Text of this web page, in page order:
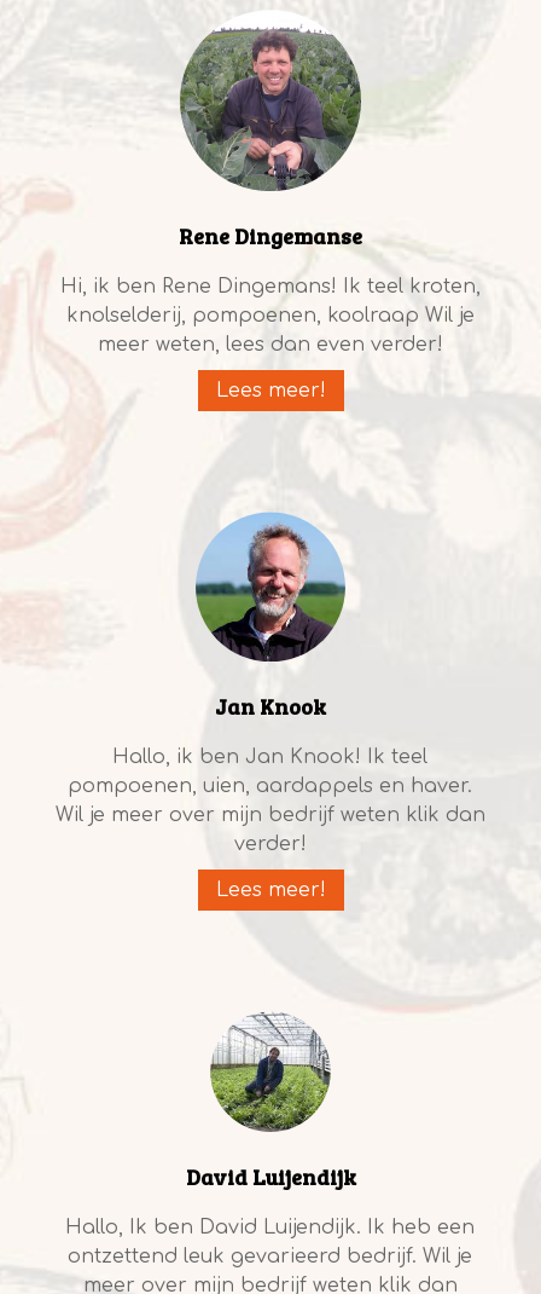
Rene Dingemanse
Hi, ik ben Rene Dingemans! Ik teel kroten,
knolselderij, pompoenen, koolraap Wil je
meer weten, lees dan even verder!
Lees meer!
Jan Knook
Hallo, ik ben Jan Knook! Ik teel
pompoenen, uien, aardappels en haver.
Wil je meer over mijn bedrijf weten klik dan
verder!
Lees meer!
David Luijendijk
Hallo, Ik ben David Luijendijk. Ik heb een
ontzettend leuk gevarieerd bedrijf. Wil je
meer over mijn bedrijf weten klik dan